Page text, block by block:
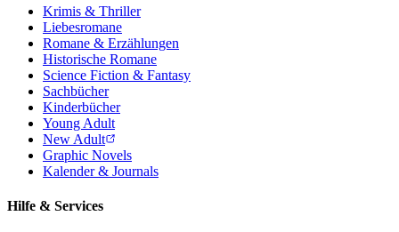
Krimis & Thriller
Liebesromane
Romane & Erzählungen
Historische Romane
Science Fiction & Fantasy
Sachbücher
Kinderbücher
Young Adult
New Adult
Graphic Novels
Kalender & Journals
Hilfe & Services